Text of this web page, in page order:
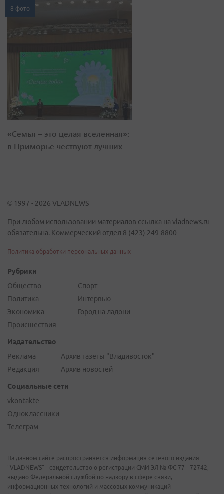
8 фото
«Семья – это целая вселенная»:
в Приморье чествуют лучших
© 1997 - 2026 VLADNEWS
При любом использовании материалов ссылка на vladnews.ru
обязательна. Коммерческий отдел 8 (423) 249-8800
Политика обработки персональных данных
Рубрики
Общество
Политика
Экономика
Происшествия
Спорт
Интервью
Город на ладони
Издательство
Реклама
Редакция
Архив газеты "Владивосток"
Архив новостей
Социальные сети
vkontakte
Одноклассники
Телеграм
На данном сайте распространяется информация сетевого издания
"VLADNEWS" - свидетельство о регистрации СМИ ЭЛ № ФС 77 - 72742,
выдано Федеральной службой по надзору в сфере связи,
информационных технологий и массовых коммуникаций